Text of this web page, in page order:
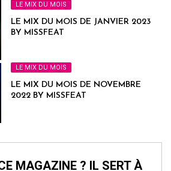
LE MIX DU MOIS
LE MIX DU MOIS DE JANVIER 2023
BY MISSFEAT
LE MIX DU MOIS
LE MIX DU MOIS DE NOVEMBRE
2022 BY MISSFEAT
MAGAZINE ? IL SERT À